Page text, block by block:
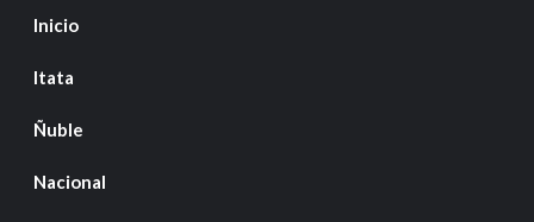
Inicio
Itata
Ñuble
Nacional